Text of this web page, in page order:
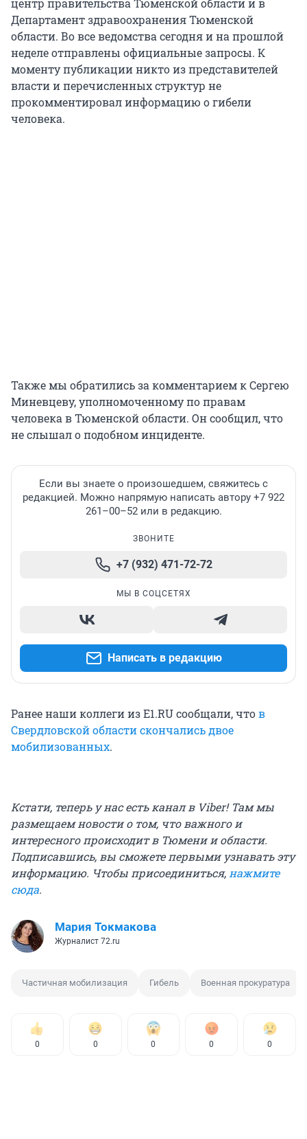
центр правительства Тюменской области и в
Департамент здравоохранения Тюменской
области. Во все ведомства сегодня и на прошлой
неделе отправлены официальные запросы. К
моменту публикации никто из представителей
власти и перечисленных структур не
прокомментировал информацию о гибели
человека.
Также мы обратились за комментарием к Сергею
Миневцеву, уполномоченному по правам
человека в Тюменской области. Он сообщил, что
не слышал о подобном инциденте.
Если вы знаете о произошедшем, свяжитесь с
редакцией. Можно напрямую написать автору +7 922
261–00–52 или в редакцию.
ЗВОНИТЕ
+7 (932) 471-72-72
МЫ В СОЦСЕТЯХ
Написать в редакцию
Ранее наши коллеги из Е1.RU сообщали, чтов
Свердловской области скончались двое
мобилизованных.
Кстати, теперь у нас есть канал в Viber! Там мы
размещаем новости о том, что важного и
интересного происходит в Тюмени и области.
Подписавшись, вы сможете первыми узнавать эту
информацию. Чтобы присоединиться,нажмите
сюда.
Мария Токмакова
Журналист 72.ru
Частичная мобилизация Гибель Военная прокуратура
0 0 0 0 0